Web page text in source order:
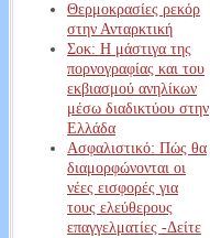
Θερμοκρασίες ρεκόρ
στην Ανταρκτική
Σοκ: Η μάστιγα της
πορνογραφίας και του
εκβιασμού ανηλίκων
μέσω διαδικτύου στην
Ελλάδα
Ασφαλιστικό: Πώς θα
διαμορφώνονται οι
νέες εισφορές για
τους ελεύθερους
επαγγελματίες -Δείτε